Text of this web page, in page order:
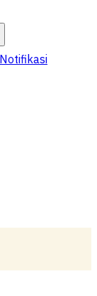
Notifikasi